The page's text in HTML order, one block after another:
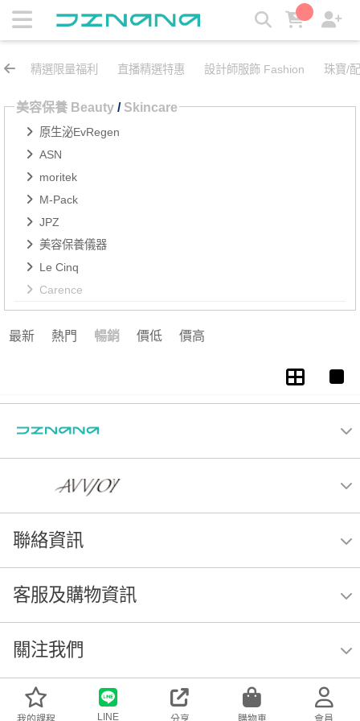
Carence | JZNANA時尚購物集合
精選限量福利 直播精選特惠 設計師服飾 Fashion 珠寶/
美容保養 Beauty / Skincare
原生泌EvRegen
ASN
moritek
M-Pack
JPZ
美容保養儀器
Le Cinq
Carence
最新 熱門 暢銷 價低 價高
聯絡資訊
客服及購物資訊
關注我們
LINE